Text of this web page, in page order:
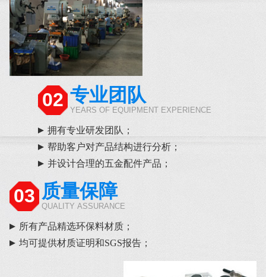
02 专业团队
YEARS OF EQUIPMENT EXPERIENCE
拥有专业研发团队；
帮助客户对产品结构进行分析；
并设计合理的五金配件产品；
03 质量保障
QUALITY ASSURANCE
所有产品精选环保料材质；
均可提供材质证明和SGS报告；